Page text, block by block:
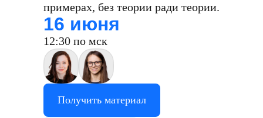
примерах, без теории ради теории.
16 июня
12:30 по мск
Получить материал